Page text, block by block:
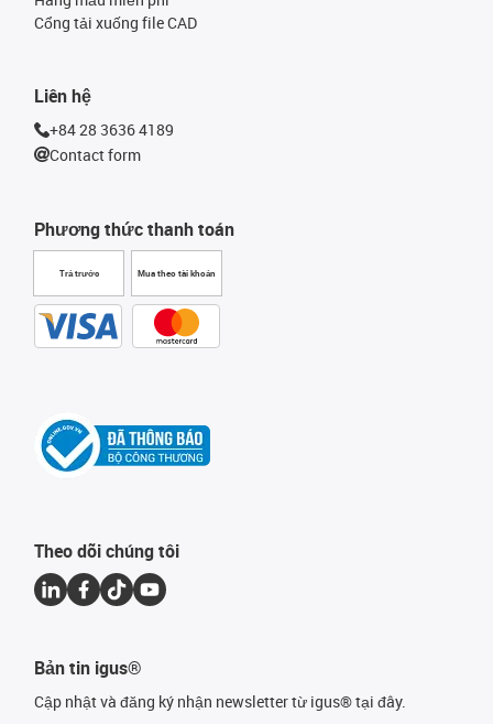
Phương thức thanh toán
Trả trước Mua theo tài khoản
Cổng tải xuống file CAD
Liên hệ
+84 28 3636 4189
Contact form
Theo dõi chúng tôi
Bản tin igus®
Cập nhật và đăng ký nhận newsletter từ igus® tại đây.